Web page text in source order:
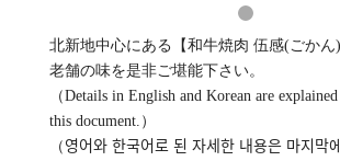
北新地中心にある【和牛焼肉 伍感(ごかん)
老舗の味を是非ご堪能下さい。
（Details in English and Korean are
this document.）
（영어와 한국어로 된 자세한 내용은